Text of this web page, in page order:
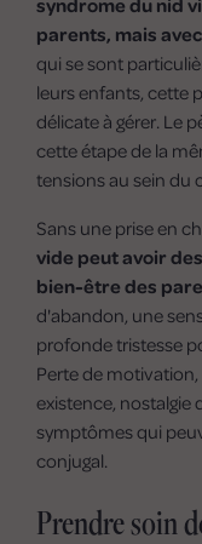
syndrome du nid
parents, mais
qui se sont
leurs enfants, cette
délicate à gérer. Le
cette étape de la
tensions au sein du
Sans une prise en
vide peut avoir
bien-être des
d'abandon, une
profonde tristesse
Perte de
existence, nostalgie
symptômes qui
conjugal.
Prendre soin